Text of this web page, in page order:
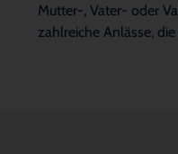
Mutter-, Vater- oder
zahlreiche Anlässe,